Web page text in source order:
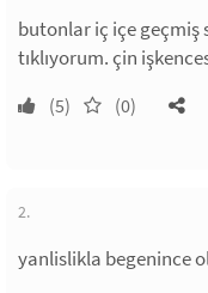
butonlar iç içe
tıklıyorum. çin
(5) (0)
2.
yanlislikla begenince